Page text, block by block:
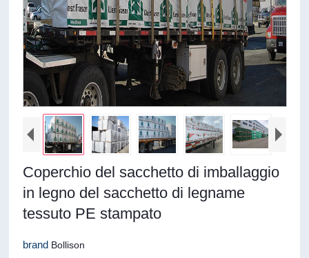
Coperchio del sacchetto di imballaggio
in legno del sacchetto di legname
tessuto PE stampato
brand Bollison